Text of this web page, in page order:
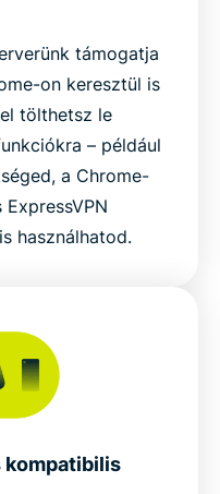
támogatja
on keresztül is
tölthetsz le
– például
a Chrome-
használhatod.
kompatibilis